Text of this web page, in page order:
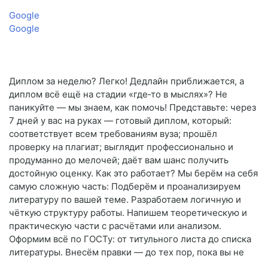
Google
Google
Диплом за неделю? Легко! Дедлайн приближается, а
диплом всё ещё на стадии «где‑то в мыслях»? Не
паникуйте — мы знаем, как помочь! Представьте: через
7 дней у вас на руках — готовый диплом, который:
соответствует всем требованиям вуза; прошёл
проверку на плагиат; выглядит профессионально и
продуманно до мелочей; даёт вам шанс получить
достойную оценку. Как это работает? Мы берём на себя
самую сложную часть: Подберём и проанализируем
литературу по вашей теме. Разработаем логичную и
чёткую структуру работы. Напишем теоретическую и
практическую части с расчётами или анализом.
Оформим всё по ГОСТу: от титульного листа до списка
литературы. Внесём правки — до тех пор, пока вы не